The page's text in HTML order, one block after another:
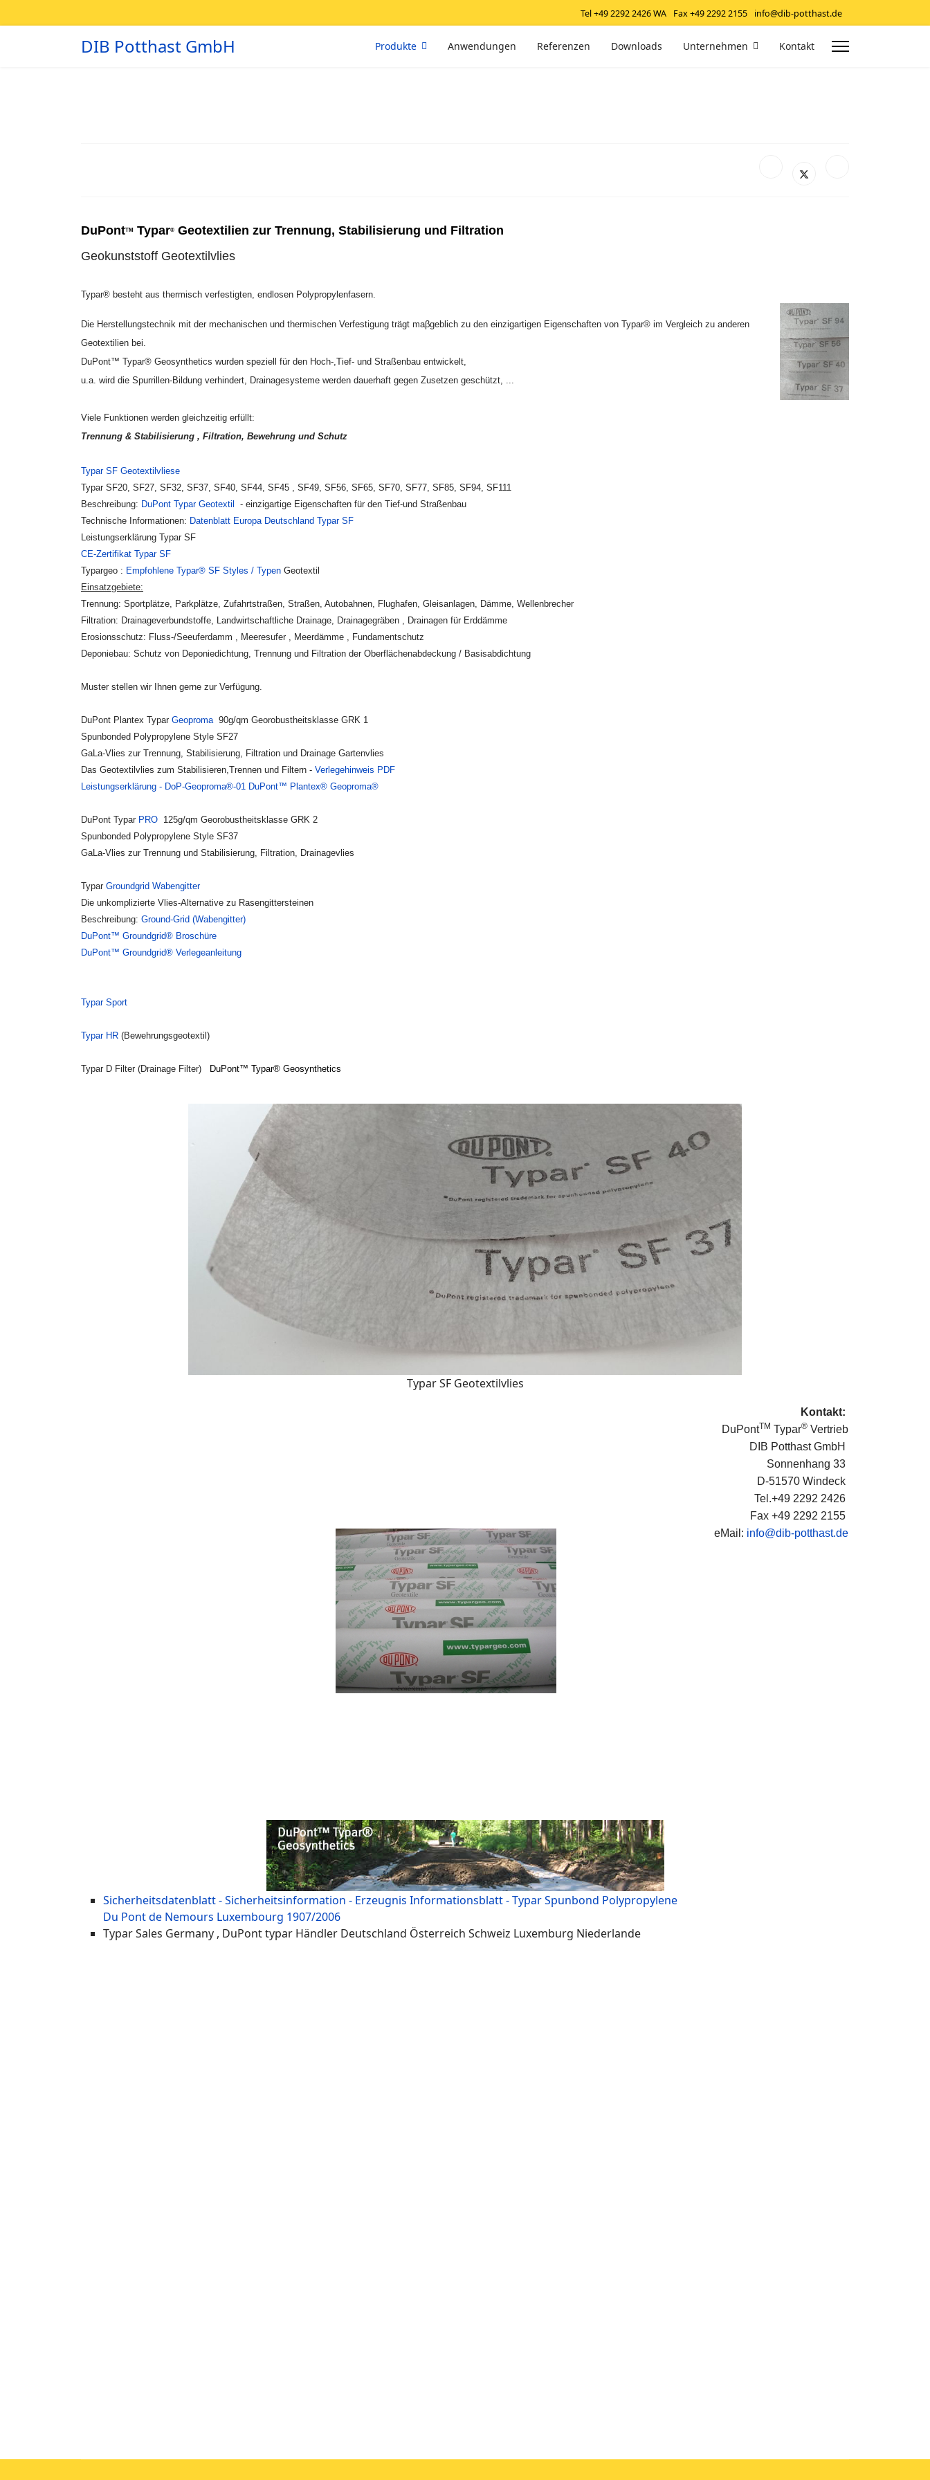
Tel +49 2292 2426 WA Fax +49 2292 2155 info@dib-potthast.de
DIB Potthast GmbH Produkte Anwendungen Referenzen Downloads Unternehmen Kontakt
DuPontTM Typar® Geotextilien zur Trennung, Stabilisierung und Filtration
Geokunststoff Geotextilvlies
Typar® besteht aus thermisch verfestigten, endlosen Polypropylenfasern.
Die Herstellungstechnik mit der mechanischen und thermischen Verfestigung trägt maβgeblich zu den einzigartigen Eigenschaften von Typar® im Vergleich zu anderen
Geotextilien bei.
DuPont™ Typar® Geosynthetics wurden speziell für den Hoch-,Tief- und Straßenbau entwickelt,
u.a. wird die Spurrillen-Bildung verhindert, Drainagesysteme werden dauerhaft gegen Zusetzen geschützt, ...
Viele Funktionen werden gleichzeitig erfüllt:
Trennung & Stabilisierung , Filtration, Bewehrung und Schutz
Typar SF Geotextilvliese
Typar SF20, SF27, SF32, SF37, SF40, SF44, SF45 , SF49, SF56, SF65, SF70, SF77, SF85, SF94, SF111
Beschreibung: DuPont Typar Geotextil
- einzigartige Eigenschaften für den Tief-und Straßenbau
Technische Informationen: Datenblatt Europa Deutschland Typar SF
Leistungserklärung Typar SF
CE-Zertifikat Typar SF
Typargeo : Empfohlene Typar® SF Styles / Typen Geotextil
Einsatzgebiete:
Trennung: Sportplätze, Parkplätze, Zufahrtstraßen, Straßen, Autobahnen, Flughafen, Gleisanlagen, Dämme, Wellenbrecher
Filtration: Drainageverbundstoffe, Landwirtschaftliche Drainage, Drainagegräben , Drainagen für Erddämme
Erosionsschutz: Fluss-/Seeuferdamm , Meeresufer , Meerdämme , Fundamentschutz
Deponiebau: Schutz von Deponiedichtung, Trennung und Filtration der Oberflächenabdeckung / Basisabdichtung
Muster stellen wir Ihnen gerne zur Verfügung.
DuPont Plantex Typar Geoproma90g/qm Georobustheitsklasse GRK 1
Spunbonded Polypropylene Style SF27
GaLa-Vlies zur Trennung, Stabilisierung, Filtration und Drainage Gartenvlies
Das Geotextilvlies zum Stabilisieren,Trennen und Filtern - Verlegehinweis PDF
Leistungserklärung - DoP-Geoproma®-01 DuPont™ Plantex® Geoproma®
DuPont Typar PRO 125g/qm Georobustheitsklasse GRK 2
Spunbonded Polypropylene Style SF37
GaLa-Vlies zur Trennung und Stabilisierung, Filtration, Drainagevlies
Typar Groundgrid Wabengitter
Die unkomplizierte Vlies-Alternative zu Rasengittersteinen
Beschreibung: Ground-Grid (Wabengitter)
DuPont™ Groundgrid® Broschüre
DuPont™ Groundgrid® Verlegeanleitung
Typar Sport
Typar HR (Bewehrungsgeotextil)
Typar D Filter (Drainage Filter) DuPont™ Typar® Geosynthetics
Typar SF Geotextilvlies
Kontakt:
DuPontTM Typar® Vertrieb
DIB Potthast GmbH
Sonnenhang 33
D-51570 Windeck
Tel.+49 2292 2426
Fax +49 2292 2155
eMail: info@dib-potthast.de
Sicherheitsdatenblatt - Sicherheitsinformation - Erzeugnis Informationsblatt - Typar Spunbond Polypropylene
Du Pont de Nemours Luxembourg 1907/2006
Typar Sales Germany , DuPont typar Händler Deutschland Österreich Schweiz Luxemburg Niederlande